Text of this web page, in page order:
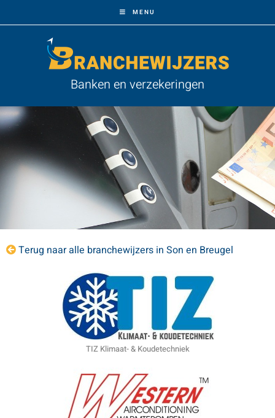
MENU
Banken en verzekeringen
Terug naar alle branchewijzers in Son en Breugel
TIZ Klimaat- & Koudetechniek